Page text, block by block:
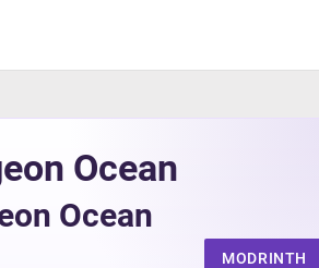
Ocean
Ocean
MODRINTH